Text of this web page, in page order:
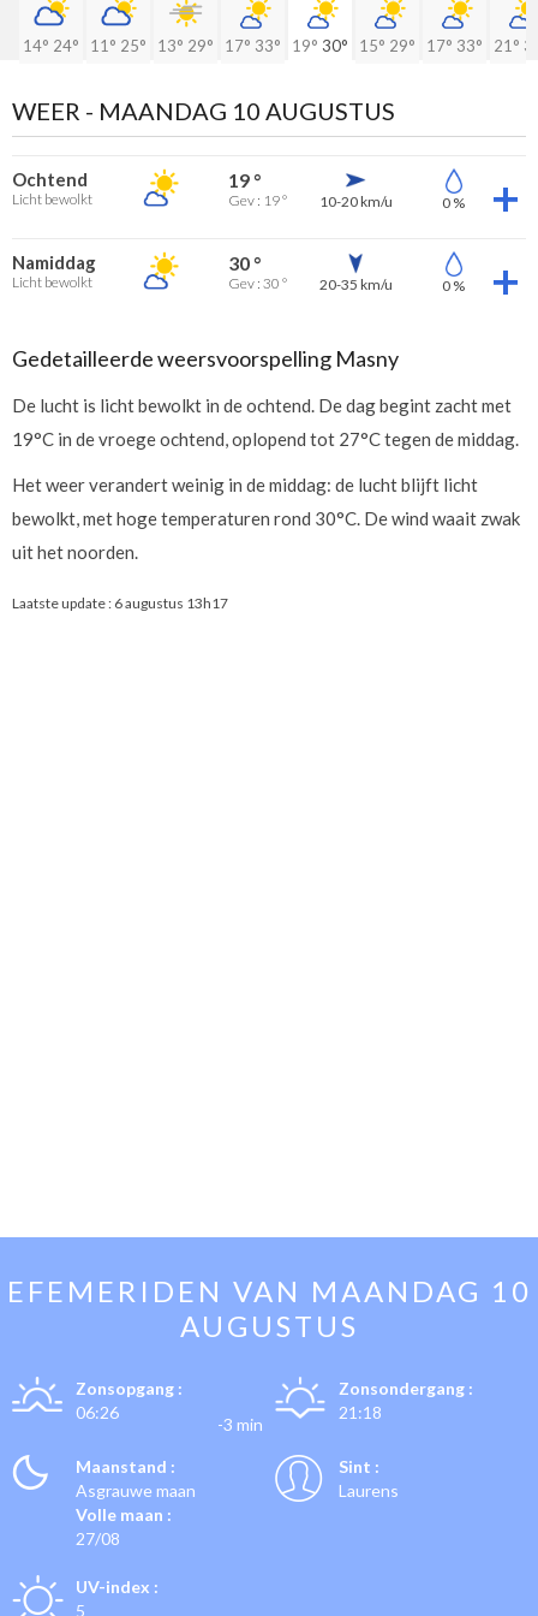
14° 24° 11° 25° 13° 29° 17° 33° 19° 30° 15° 29° 17° 33° 21°
WEER - MAANDAG 10 AUGUSTUS
Ochtend
Licht bewolkt
19 °
Gev : 19 ° 10-20 km/u 0 %
Namiddag
Licht bewolkt
30 °
Gev : 30 ° 20-35 km/u 0 %
Gedetailleerde weersvoorspelling Masny
De lucht is licht bewolkt in de ochtend. De dag begint zacht met
19°C in de vroege ochtend, oplopend tot 27°C tegen de middag.
Het weer verandert weinig in de middag: de lucht blijft licht
bewolkt, met hoge temperaturen rond 30°C. De wind waait zwak
uit het noorden.
Laatste update : 6 augustus 13h17
EFEMERIDEN VAN MAANDAG 10
AUGUSTUS
Zonsopgang :
06:26
-3 min
Zonsondergang :
21:18
Maanstand :
Asgrauwe maan
Volle maan :
27/08
Sint :
Laurens
UV-index :
5